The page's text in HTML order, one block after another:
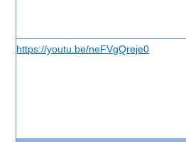
https://youtu.be/neFVgQreje0